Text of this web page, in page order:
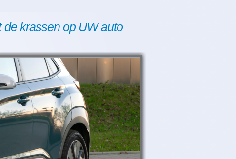
de krassen op UW auto